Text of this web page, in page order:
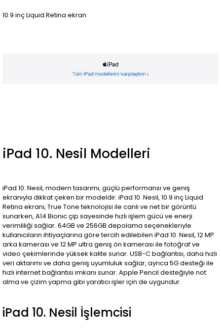
10.9 inç Liquid Retina ekran
iPad 10. Nesil Modelleri
iPad 10. Nesil, modern tasarımı, güçlü performansı ve geniş
ekranıyla dikkat çeken bir modeldir. iPad 10. Nesil, 10.9 inç Liquid
Retina ekranı, True Tone teknolojisi ile canlı ve net bir görüntü
sunarken, A14 Bionic çip sayesinde hızlı işlem gücü ve enerji
verimliliği sağlar. 64GB ve 256GB depolama seçenekleriyle
kullanıcıların ihtiyaçlarına göre tercih edilebilen iPad 10. Nesil, 12 MP
arka kamerası ve 12 MP ultra geniş ön kamerası ile fotoğraf ve
video çekimlerinde yüksek kalite sunar. USB-C bağlantısı, daha hızlı
veri aktarımı ve daha geniş uyumluluk sağlar, ayrıca 5G desteği ile
hızlı internet bağlantısı imkanı sunar. Apple Pencil desteğiyle not
alma ve çizim yapma gibi yaratıcı işler için de uygundur.
iPad 10. Nesil İşlemcisi